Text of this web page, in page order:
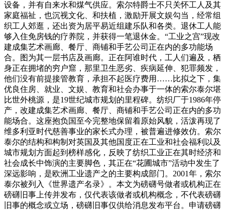
设备，并有自来水和煤气供应。索尔特爵士不只关怀工人及其
家庭福祉，也沉视文化、和扶植，激励开展文娱勾当，经常组
织工人郊逛，还出资为居平易近组建乐队和各类。退休工人能
够入住免房钱的疗养院，并获得一笔退休金。“工业之宫”现改
建成集艺术画廊、餐厅、商铺和手艺公司正在内的多功能场
合。图为其一层书店及画廊。正在阿谁时代，工人们遍及，栖
身正在拥堵的穷户窟，那里卫生恶劣、疾病延伸、犯罪频发，
他们没有前提接管教育，承担不起医疗费用……比拟之下，集
优良住房、就业、文娱、教育和社会办事于一体的索尔泰尔堪
比世外桃源，是19世纪城市规划的里程碑。纺织厂于1986年停
产，改建成集艺术画廊、餐厅、商铺和手艺公司正在内的多功
能场合。这座抱负国至今完整地保留着原始风貌，活泼再现了
维多利亚时代慈善事业的家长式办理，被普遍进修效仿。索尔
泰尔的结构和构制对英国及其他国度正在工业和社会福利以及
城市规划方面起到榜样感化，反映了纺织工业正在其时经济和
社会成长中饰演的主要脚色，其正在“花圃城市”活动中发生了
深远影响，是欧洲工业遗产之的主要构成部门。2001年，索尔
泰尔被列入《世界遗产名录》。本文为磅礴号做者或机构正在
磅礴旧事上传并发布，仅代表该做者或机构概念，不代表磅礴
旧事的概念或立场，磅礴旧事仅供给消息发布平台。申请磅礴